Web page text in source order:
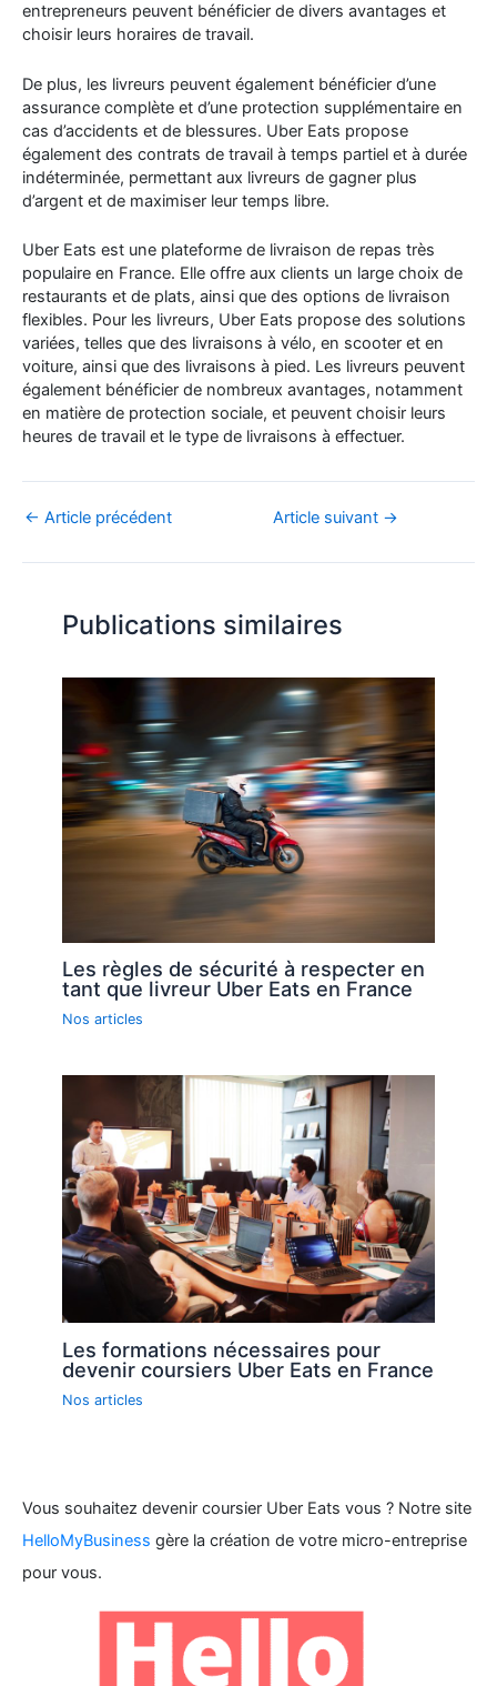
entrepreneurs peuvent bénéficier de divers avantages et
choisir leurs horaires de travail.
De plus, les livreurs peuvent également bénéficier d’une
assurance complète et d’une protection supplémentaire en
cas d’accidents et de blessures. Uber Eats propose
également des contrats de travail à temps partiel et à durée
indéterminée, permettant aux livreurs de gagner plus
d’argent et de maximiser leur temps libre.
Uber Eats est une plateforme de livraison de repas très
populaire en France. Elle offre aux clients un large choix de
restaurants et de plats, ainsi que des options de livraison
flexibles. Pour les livreurs, Uber Eats propose des solutions
variées, telles que des livraisons à vélo, en scooter et en
voiture, ainsi que des livraisons à pied. Les livreurs peuvent
également bénéficier de nombreux avantages, notamment
en matière de protection sociale, et peuvent choisir leurs
heures de travail et le type de livraisons à effectuer.
← Article précédent Article suivant →
Publications similaires
Les règles de sécurité à respecter en
tant que livreur Uber Eats en France
Nos articles
Les formations nécessaires pour
devenir coursiers Uber Eats en France
Nos articles
Vous souhaitez devenir coursier Uber Eats vous ? Notre site
HelloMyBusiness gère la création de votre micro-entreprise
pour vous.